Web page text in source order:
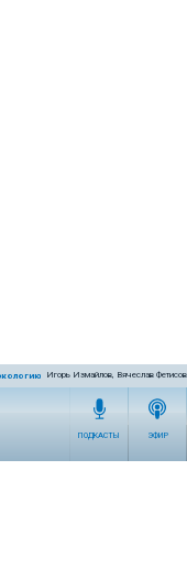
Игорь Измайлов, Вячеслав Фетисов
ПОДКАСТЫ ЭФИР